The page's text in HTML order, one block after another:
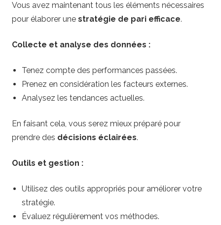
Vous avez maintenant tous les éléments nécessaires
pour élaborer une stratégie de pari efficace.
Collecte et analyse des données :
Tenez compte des performances passées.
Prenez en considération les facteurs externes.
Analysez les tendances actuelles.
En faisant cela, vous serez mieux préparé pour
prendre des décisions éclairées.
Outils et gestion :
Utilisez des outils appropriés pour améliorer votre
stratégie.
Évaluez régulièrement vos méthodes.